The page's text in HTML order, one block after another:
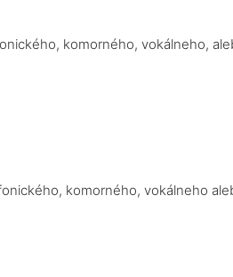
komorného, vokálneho,
komorného, vokálneho